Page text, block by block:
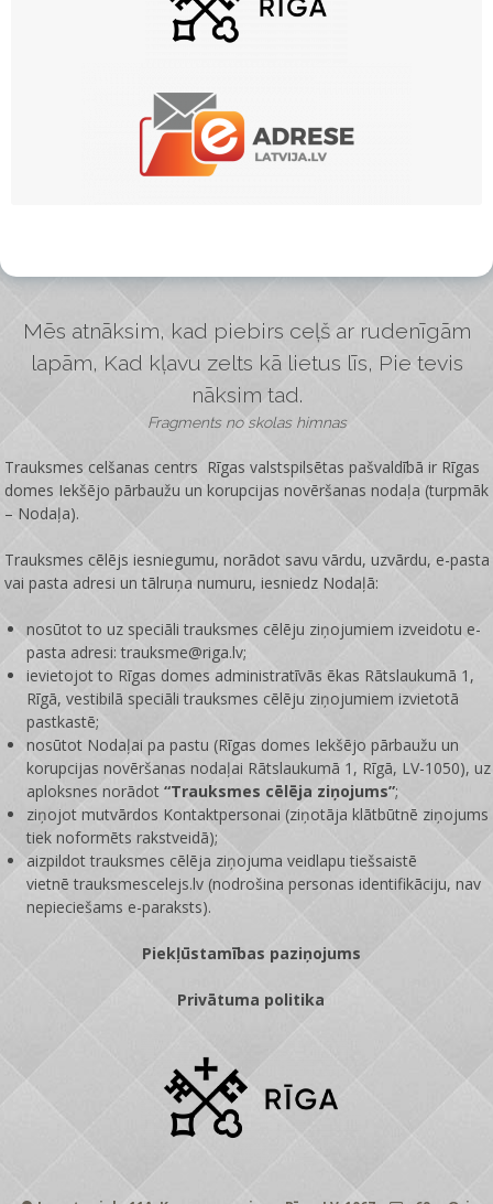
Mēs atnāksim, kad piebirs ceļš ar rudenīgām
lapām, Kad kļavu zelts kā lietus līs, Pie tevis
nāksim tad.
Fragments no skolas himnas
Trauksmes celšanas centrs Rīgas valstspilsētas pašvaldībā ir Rīgas
domes Iekšējo pārbaužu un korupcijas novēršanas nodaļa (turpmāk
– Nodaļa).
Trauksmes cēlējs iesniegumu, norādot savu vārdu, uzvārdu, e-pasta
vai pasta adresi un tālruņa numuru, iesniedz Nodaļā:
nosūtot to uz speciāli trauksmes cēlēju ziņojumiem izveidotu e-
pasta adresi: trauksme@riga.lv;
ievietojot to Rīgas domes administratīvās ēkas Rātslaukumā 1,
Rīgā, vestibilā speciāli trauksmes cēlēju ziņojumiem izvietotā
pastkastē;
nosūtot Nodaļai pa pastu (Rīgas domes Iekšējo pārbaužu un
korupcijas novēršanas nodaļai Rātslaukumā 1, Rīgā, LV-1050), uz
aploksnes norādot“Trauksmes cēlēja ziņojums”;
ziņojot mutvārdos Kontaktpersonai (ziņotāja klātbūtnē ziņojums
tiek noformēts rakstveidā);
aizpildot trauksmes cēlēja ziņojuma veidlapu tiešsaistē
vietnētrauksmescelejs.lv (nodrošina personas identifikāciju, nav
nepieciešams e-paraksts).
Piekļūstamības paziņojums
Privātuma politika